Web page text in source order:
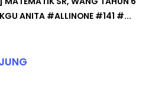
ANITA #ALLINONE #141 #...